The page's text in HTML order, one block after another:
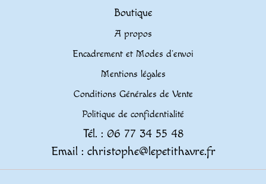
Boutique
A propos
Encadrement et Modes d’envoi
Mentions légales
Conditions Générales de Vente
Politique de confidentialité
Tél. : 06 77 34 55 48
Email : christophe@lepetithavre.fr